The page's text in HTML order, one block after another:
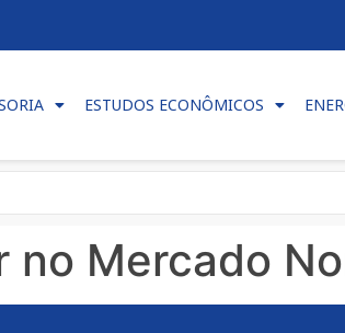
ESTUDOS ECONÔMICOS
no Mercado